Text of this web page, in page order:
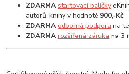
ZDARMA startovací balíčky
autorů, knihy v hodnotě 900,-Kč
ZDARMA odborná podpora na
ZDARMA rozšířená záruka na 3